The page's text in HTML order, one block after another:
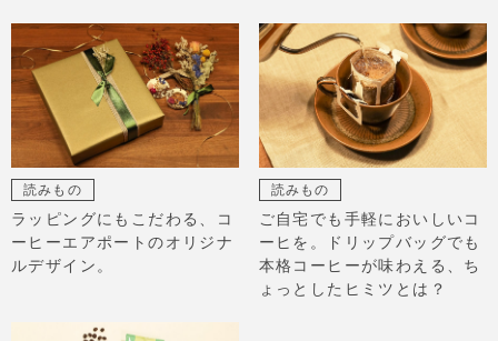
読みもの
ラッピングにもこだわる、コ
ーヒーエアポートのオリジナ
ルデザイン。
読みもの
ご自宅でも手軽においしいコ
ーヒを。ドリップバッグでも
本格コーヒーが味わえる、ち
ょっとしたヒミツとは？